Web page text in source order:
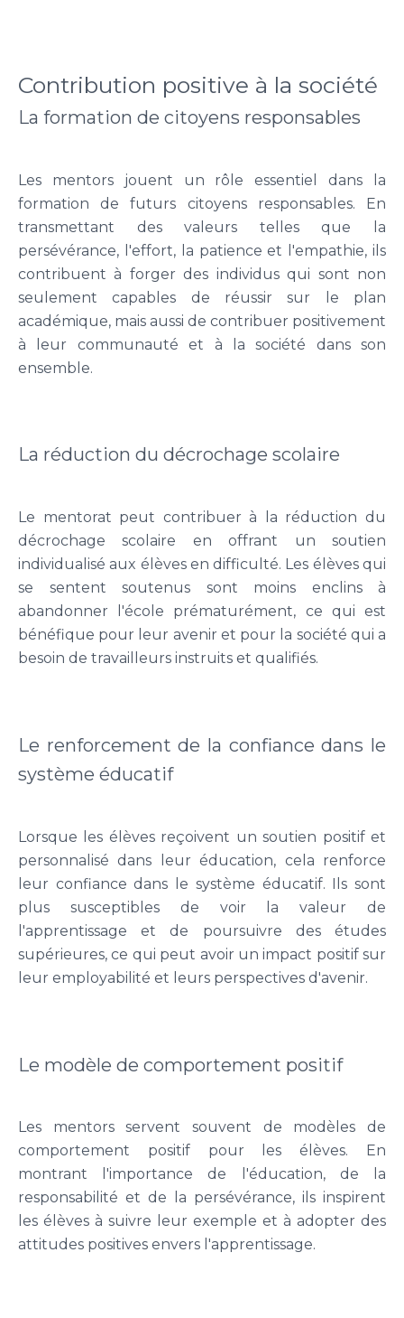
Contribution positive à la société
La formation de citoyens responsables
Les mentors jouent un rôle essentiel dans la
formation de futurs citoyens responsables. En
transmettant des valeurs telles que la
persévérance, l'effort, la patience et l'empathie, ils
contribuent à forger des individus qui sont non
seulement capables de réussir sur le plan
académique, mais aussi de contribuer positivement
à leur communauté et à la société dans son
ensemble.
La réduction du décrochage scolaire
Le mentorat peut contribuer à la réduction du
décrochage scolaire en offrant un soutien
individualisé aux élèves en difficulté. Les élèves qui
se sentent soutenus sont moins enclins à
abandonner l'école prématurément, ce qui est
bénéfique pour leur avenir et pour la société qui a
besoin de travailleurs instruits et qualifiés.
Le renforcement de la confiance dans le
système éducatif
Lorsque les élèves reçoivent un soutien positif et
personnalisé dans leur éducation, cela renforce
leur confiance dans le système éducatif. Ils sont
plus susceptibles de voir la valeur de
l'apprentissage et de poursuivre des études
supérieures, ce qui peut avoir un impact positif sur
leur employabilité et leurs perspectives d'avenir.
Le modèle de comportement positif
Les mentors servent souvent de modèles de
comportement positif pour les élèves. En
montrant l'importance de l'éducation, de la
responsabilité et de la persévérance, ils inspirent
les élèves à suivre leur exemple et à adopter des
attitudes positives envers l'apprentissage.